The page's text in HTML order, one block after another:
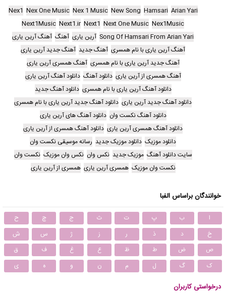
Arian Yari
Hamsari
New Song
Nex 1 Music
Nex One Music
Nex1
Nex1Music
Next One Music
Next1
Next1.ir
Next1Music
Song Of Hamsari From Arian Yari آرین یاری آهنگ آهنگ آرین یاری
آهنگ آرین یاری با نام همسری آهنگ جدید آهنگ جدید آرین یاری
آهنگ جدید آرین یاری با نام همسری آهنگ همسری آرین یاری
آهنگ همسری از آرین یاری دانلود آهنگ دانلود آهنگ آرین یاری
دانلود آهنگ آرین یاری با نام همسری دانلود آهنگ جدید
دانلود آهنگ جدید آرین یاری دانلود آهنگ جدید آرین یاری با نام همسری
دانلود آهنگ نکست وان دانلود آهنگ های آرین یاری
دانلود آهنگ همسری آرین یاری دانلود آهنگ همسری از آرین یاری
دانلود موزیک دانلود موزیک جدید رسانه موسیقی نکست وان
سایت دانلود آهنگ موزیک جدید نکس وان نکس وان موزیک نکست وان
نکست وان موزیک همسری آرین یاری همسری از آرین یاری
خوانندگان براساس الفبا
ا ب پ ت ث ج چ
ح
خ
د ذ ر ز ژ س
ش
ص
ض ط ظ ع غ ف
ق
ک
گ ل م ن و ه ی
درخواستی کاربران